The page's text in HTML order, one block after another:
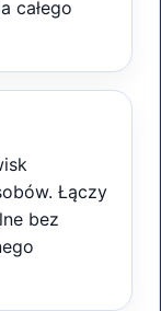
całego
Łączy
bez